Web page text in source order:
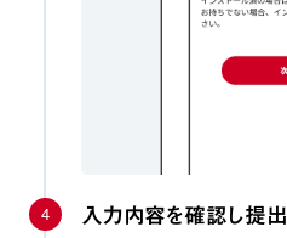
4 入力内容を確認し提出